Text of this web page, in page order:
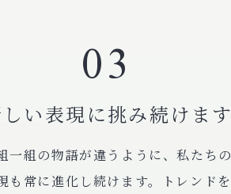
03
い表現に挑み続けます
一組の物語が違うように、私たちの
も常に進化し続けます。トレンドを